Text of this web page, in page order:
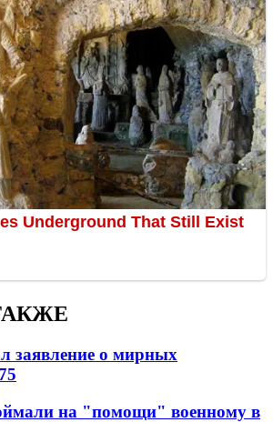
заявление о мирных
на "помощи" военному в